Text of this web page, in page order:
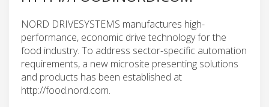
NORD DRIVESYSTEMS manufactures high-
performance, economic drive technology for the
food industry. To address sector-specific automation
requirements, a new microsite presenting solutions
and products has been established at
http://food.nord.com.